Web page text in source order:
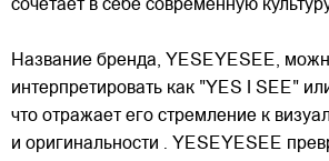
сочетает в себе современную
Название бренда, YESEYESEE,
интерпретировать как "YES I SEE"
что отражает его стремление к
и оригинальности . YESEYESEE